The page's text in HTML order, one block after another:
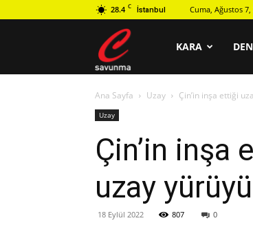
28.4 C İstanbul Cuma, Ağustos 7,
savunma
KARA
Ana Sayfa Uzay Çin’in inşa ettiği
Uzay
Çin’in
uzay
18 Eylül 2022 807 0